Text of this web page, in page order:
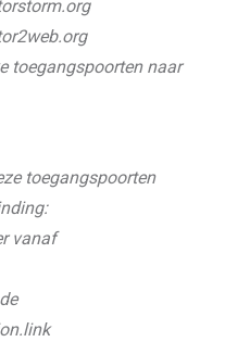
toegangspoorten naar
toegangspoorten
vanaf